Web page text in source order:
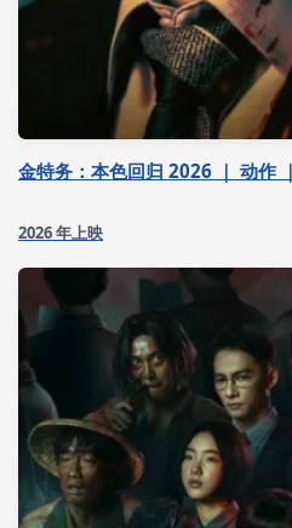
金特务：本色回归 2026 ｜ 动作
2026 年上映